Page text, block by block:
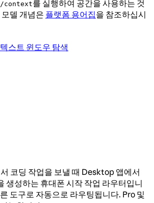
/context를 실행하여 공간을 사용하는 것
델 개념은 플랫폼 용어집을 참조하십시
스트 윈도우 탐색
코딩 작업을 보낼 때 Desktop 앱에서
생성하는 휴대폰 시작 작업 라우터입니
도구로 자동으로 라우팅됩니다. Pro 및